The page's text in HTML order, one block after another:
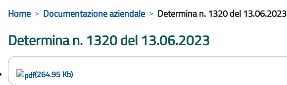
Home Documentazione aziendale Determina n. 1320 del 13.06.2023
Determina n. 1320 del 13.06.2023
(264.95 Kb)